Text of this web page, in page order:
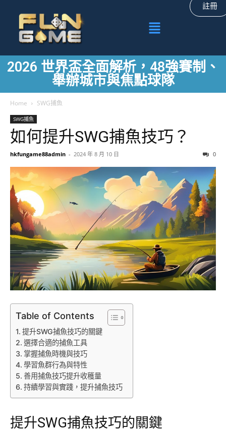
註冊
2026 世界盃全面解析，48強賽制、
舉辦城市與焦點球隊
Home SWG捕魚
SWG捕魚
如何提升SWG捕魚技巧？
hkfungame88admin - 2024 年 8 月 10 日 0
Table of Contents
提升SWG捕魚技巧的關鍵
選擇合適的捕魚工具
掌握捕魚時機與技巧
學習魚群行為與特性
善用捕魚技巧提升收穫量
持續學習與實踐，提升捕魚技巧
提升SWG捕魚技巧的關鍵